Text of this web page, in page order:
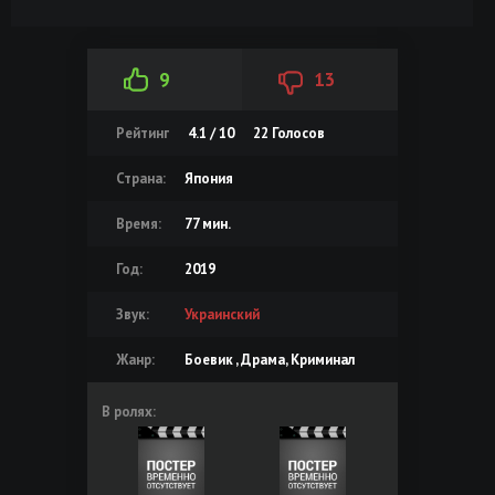
9 13
Рейтинг 4.1 / 10 22 Голосов
Страна: Япония
Время: 77 мин.
Год: 2019
Звук: Украинский
Жанр: Боевик , Драма, Криминал
В ролях: